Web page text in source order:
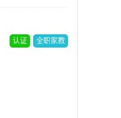
认证 全职家教